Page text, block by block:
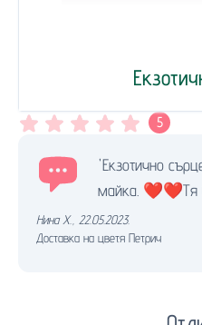
5
'Екзотично
майка. ❤️❤️Тя
Нина Х. 22.05.2023.
Доставка на цветя Петрич